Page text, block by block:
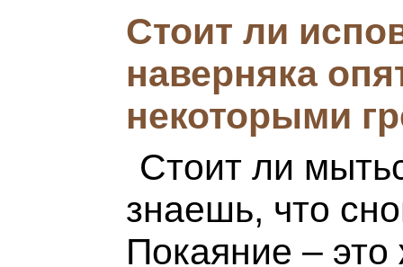
Стоит ли
наверняка
некоторыми
Стоит ли
знаешь, что
Покаяние –